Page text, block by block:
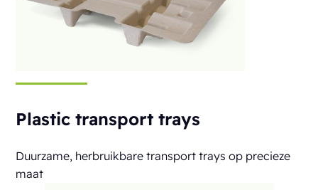
Plastic transport trays
Duurzame, herbruikbare transport trays op precieze
maat